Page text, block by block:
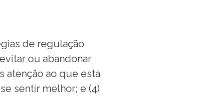
de regulação
ou abandonar
atenção ao que está
sentir melhor; e (4)